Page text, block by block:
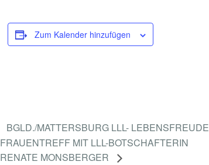
T
Zum Kalender hinzufügen
BGLD./MATTERSBURG LLL- LEBENSFREUDE
FRAUENTREFF MIT LLL-BOTSCHAFTERIN
RENATE MONSBERGER